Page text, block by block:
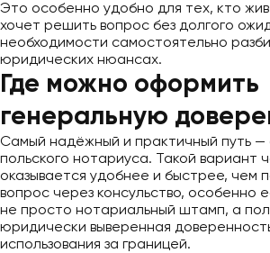
Это особенно удобно для тех, кто
хочет решить вопрос без долгого
необходимости самостоятельно
юридических нюансах.
Где можно оформить
генеральную
Самый надёжный и практичный путь
польского нотариуса. Такой вариант
оказывается удобнее и быстрее, чем
вопрос через консульство, особенно
не просто нотариальный штамп, а
юридически выверенная
использования за границей.